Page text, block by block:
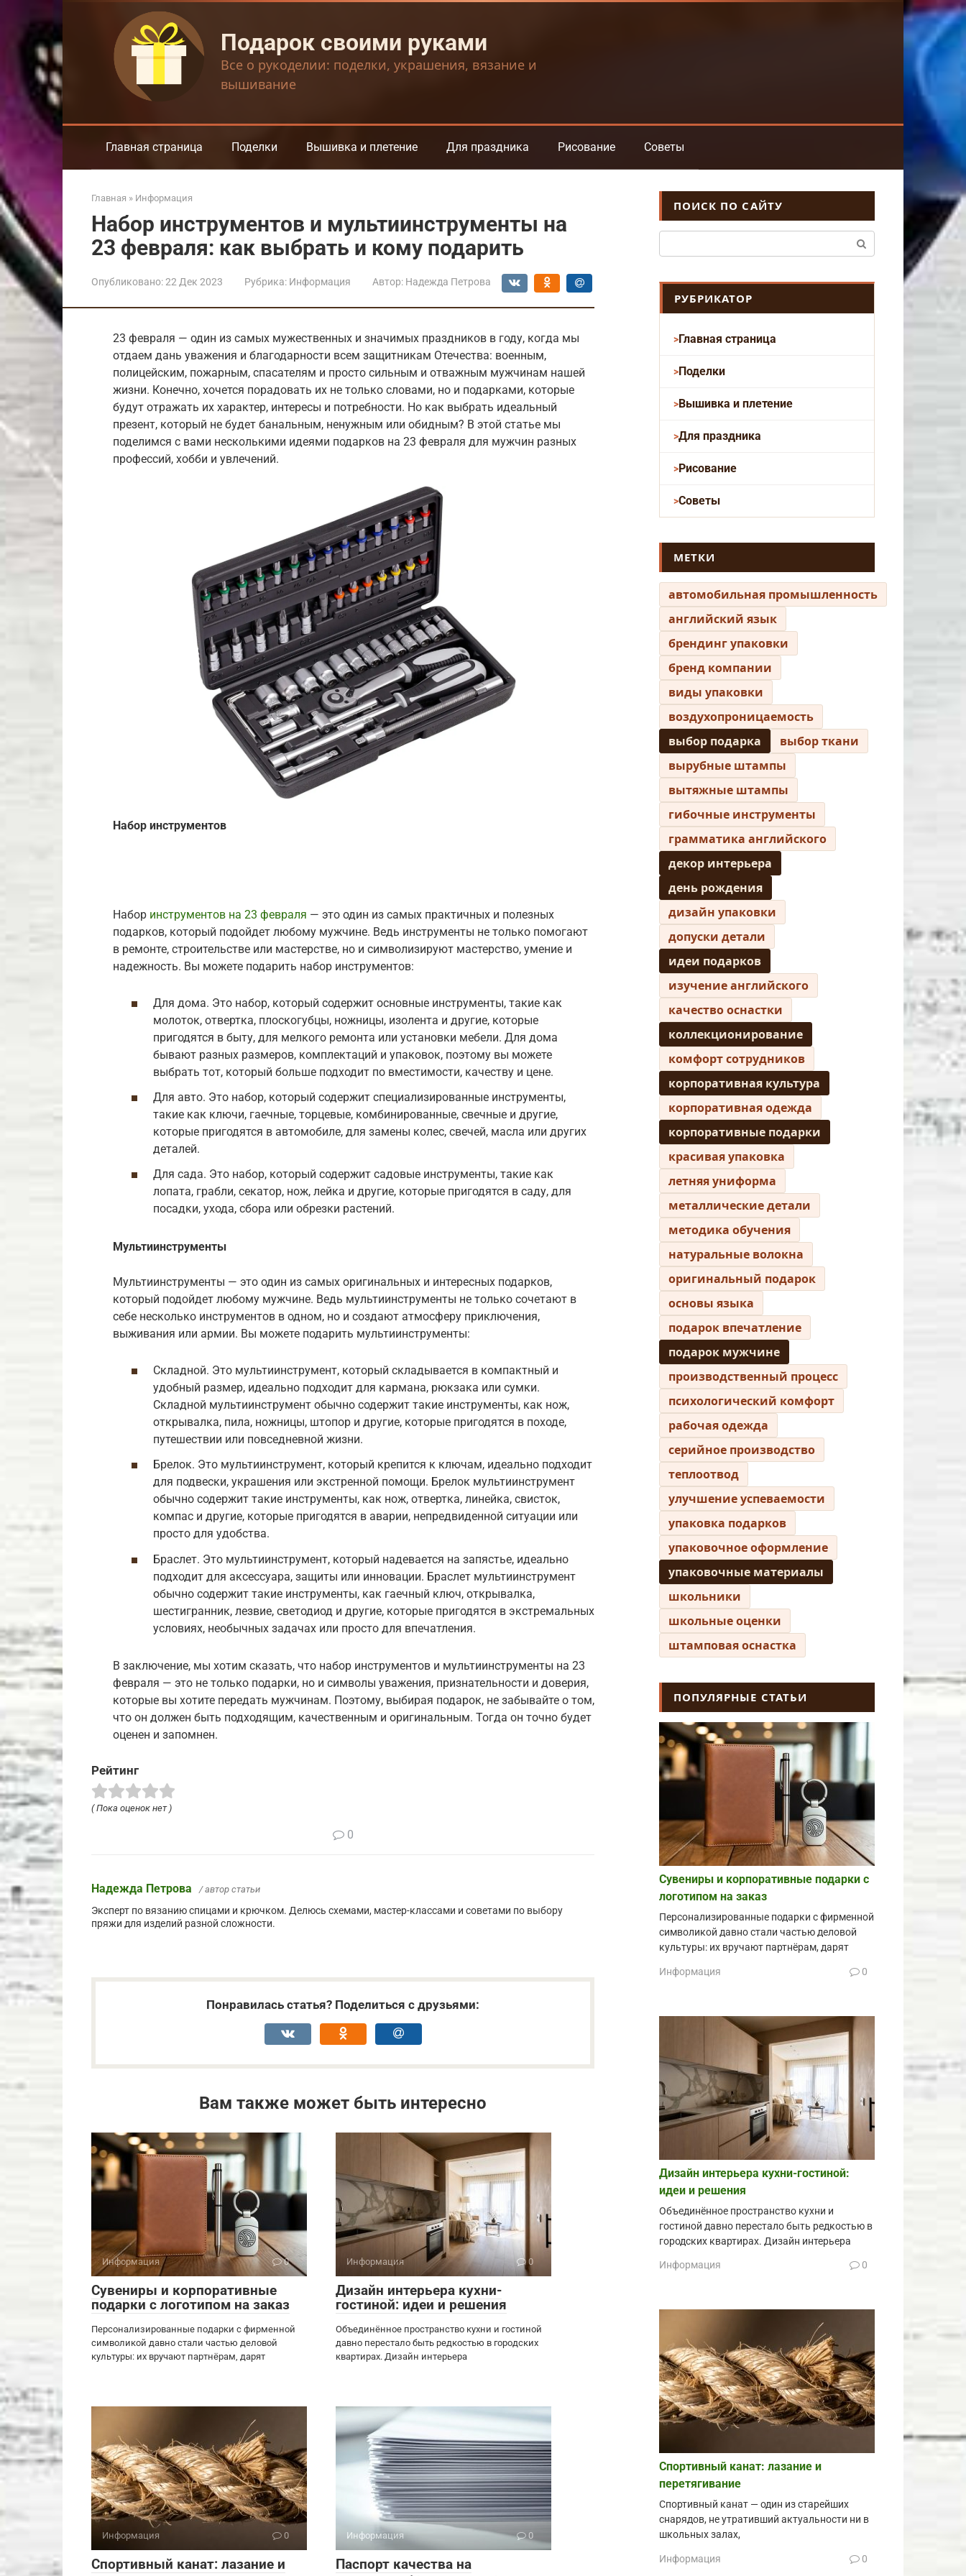
контенту
Подарок своими руками
Все о рукоделии: поделки, украшения, вязание и
вышивание
Главная страница Поделки Вышивка и плетение Для праздника Рисование Советы
Главная » Информация
Набор инструментов и мультиинструменты на
23 февраля: как выбрать и кому подарить
Опубликовано:22 Дек 2023 Рубрика: Информация Автор: Надежда Петрова
23 февраля — один из самых мужественных и значимых праздников в году, когда мы
отдаем дань уважения и благодарности всем защитникам Отечества: военным,
полицейским, пожарным, спасателям и просто сильным и отважным мужчинам нашей
жизни. Конечно, хочется порадовать их не только словами, но и подарками, которые
будут отражать их характер, интересы и потребности. Но как выбрать идеальный
презент, который не будет банальным, ненужным или обидным? В этой статье мы
поделимся с вами несколькими идеями подарков на 23 февраля для мужчин разных
профессий, хобби и увлечений.
Набор инструментов
Набор инструментов на 23 февраля — это один из самых практичных и полезных
подарков, который подойдет любому мужчине. Ведь инструменты не только помогают
в ремонте, строительстве или мастерстве, но и символизируют мастерство, умение и
надежность. Вы можете подарить набор инструментов:
Для дома. Это набор, который содержит основные инструменты, такие как
молоток, отвертка, плоскогубцы, ножницы, изолента и другие, которые
пригодятся в быту, для мелкого ремонта или установки мебели. Для дома
бывают разных размеров, комплектаций и упаковок, поэтому вы можете
выбрать тот, который больше подходит по вместимости, качеству и цене.
Для авто. Это набор, который содержит специализированные инструменты,
такие как ключи, гаечные, торцевые, комбинированные, свечные и другие,
которые пригодятся в автомобиле, для замены колес, свечей, масла или других
деталей.
Для сада. Это набор, который содержит садовые инструменты, такие как
лопата, грабли, секатор, нож, лейка и другие, которые пригодятся в саду, для
посадки, ухода, сбора или обрезки растений.
Мультиинструменты
Мультиинструменты — это один из самых оригинальных и интересных подарков,
который подойдет любому мужчине. Ведь мультиинструменты не только сочетают в
себе несколько инструментов в одном, но и создают атмосферу приключения,
выживания или армии. Вы можете подарить мультиинструменты:
Складной. Это мультиинструмент, который складывается в компактный и
удобный размер, идеально подходит для кармана, рюкзака или сумки.
Складной мультиинструмент обычно содержит такие инструменты, как нож,
открывалка, пила, ножницы, штопор и другие, которые пригодятся в походе,
путешествии или повседневной жизни.
Брелок. Это мультиинструмент, который крепится к ключам, идеально подходит
для подвески, украшения или экстренной помощи. Брелок мультиинструмент
обычно содержит такие инструменты, как нож, отвертка, линейка, свисток,
компас и другие, которые пригодятся в аварии, непредвиденной ситуации или
просто для удобства.
Браслет. Это мультиинструмент, который надевается на запястье, идеально
подходит для аксессуара, защиты или инновации. Браслет мультиинструмент
обычно содержит такие инструменты, как гаечный ключ, открывалка,
шестигранник, лезвие, светодиод и другие, которые пригодятся в экстремальных
условиях, необычных задачах или просто для впечатления.
В заключение, мы хотим сказать, что набор инструментов и мультиинструменты на 23
февраля — это не только подарки, но и символы уважения, признательности и доверия,
которые вы хотите передать мужчинам. Поэтому, выбирая подарок, не забывайте о том,
что он должен быть подходящим, качественным и оригинальным. Тогда он точно будет
оценен и запомнен.
Рейтинг
( Пока оценок нет )
0
Надежда Петрова / автор статьи
Эксперт по вязанию спицами и крючком. Делюсь схемами, мастер-классами и советами по выбору
пряжи для изделий разной сложности.
Понравилась статья? Поделиться с друзьями:
Вам также может быть интересно
Информация 0
Сувениры и корпоративные
подарки с логотипом на заказ
Персонализированные подарки с фирменной
символикой давно стали частью деловой
культуры: их вручают партнёрам, дарят
Информация 0
Дизайн интерьера кухни-
гостиной: идеи и решения
Объединённое пространство кухни и гостиной
давно перестало быть редкостью в городских
квартирах. Дизайн интерьера
Информация 0
Спортивный канат: лазание и
Информация 0
Паспорт качества на
ПОИСК ПО САЙТУ
РУБРИКАТОР
Главная страница
Поделки
Вышивка и плетение
Для праздника
Рисование
Советы
МЕТКИ
автомобильная промышленность
английский язык
брендинг упаковки
бренд компании
виды упаковки
воздухопроницаемость
выбор подарка
выбор ткани
вырубные штампы
вытяжные штампы
гибочные инструменты
грамматика английского
декор интерьера
день рождения
дизайн упаковки
допуски детали
идеи подарков
изучение английского
качество оснастки
коллекционирование
комфорт сотрудников
корпоративная культура
корпоративная одежда
корпоративные подарки
красивая упаковка
летняя униформа
металлические детали
методика обучения
натуральные волокна
оригинальный подарок
основы языка
подарок впечатление
подарок мужчине
производственный процесс
психологический комфорт
рабочая одежда
серийное производство
теплоотвод
улучшение успеваемости
упаковка подарков
упаковочное оформление
упаковочные материалы
школьники
школьные оценки
штамповая оснастка
ПОПУЛЯРНЫЕ СТАТЬИ
Сувениры и корпоративные подарки с
логотипом на заказ
Персонализированные подарки с фирменной
символикой давно стали частью деловой
культуры: их вручают партнёрам, дарят
Информация 0
Дизайн интерьера кухни-гостиной:
идеи и решения
Объединённое пространство кухни и
гостиной давно перестало быть редкостью в
городских квартирах. Дизайн интерьера
Информация 0
Спортивный канат: лазание и
перетягивание
Спортивный канат — один из старейших
снарядов, не утративший актуальности ни в
школьных залах,
Информация 0